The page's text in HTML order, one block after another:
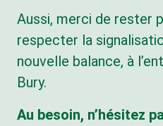
Responsable
de l’accès à
l’informatio
n:
Louis
llongchamps
Samedi : du
11 avril au 26
septembre
2026
fermé
Aussi, merci de rester
respecter la
nouvelle balance, à
Bury.
Au besoin, n’hésitez